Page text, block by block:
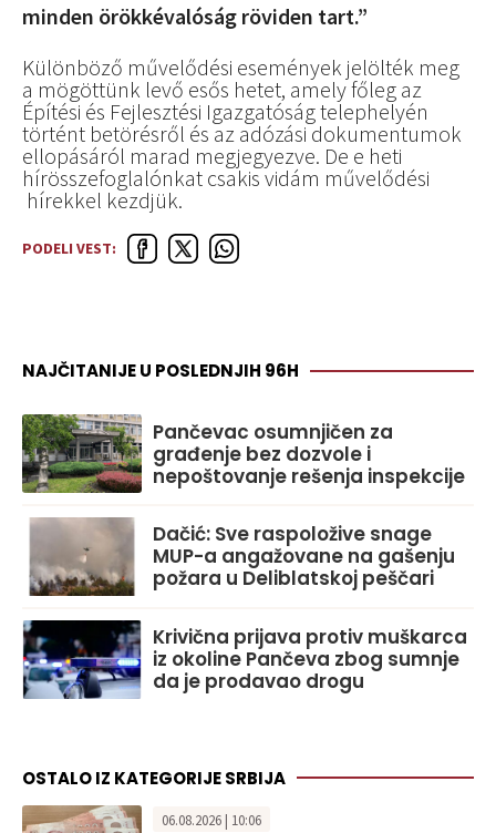
minden örökkévalóság röviden tart.”
Különböző művelődési események jelölték meg
a mögöttünk levő esős hetet, amely főleg az
Építési és Fejlesztési Igazgatóság telephelyén
történt betörésről és az adózási dokumentumok
ellopásáról marad megjegyezve. De e heti
hírösszefoglalónkat csakis vidám művelődési
hírekkel kezdjük.
PODELI VEST:
NAJČITANIJE U POSLEDNJIH 96H
Pančevac osumnjičen za
građenje bez dozvole i
nepoštovanje rešenja inspekcije
Dačić: Sve raspoložive snage
MUP-a angažovane na gašenju
požara u Deliblatskoj peščari
Krivična prijava protiv muškarca
iz okoline Pančeva zbog sumnje
da je prodavao drogu
OSTALO IZ KATEGORIJE SRBIJA
06.08.2026 | 10:06